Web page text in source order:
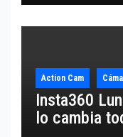
Action Cam
Insta360
lo cambia